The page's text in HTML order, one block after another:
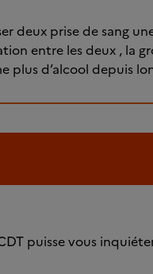
deux prise de sang
entre les deux , la
plus d’alcool depuis
puisse vous